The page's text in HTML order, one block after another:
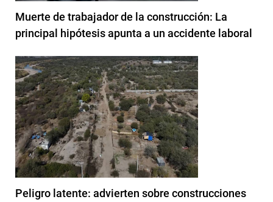
Muerte de trabajador de la construcción: La
principal hipótesis apunta a un accidente laboral
Peligro latente: advierten sobre construcciones